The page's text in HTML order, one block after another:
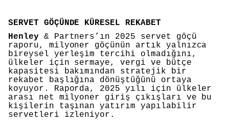
SERVET GÖÇÜNDE KÜRESEL REKABET
Henley& Partners’ın 2025 servet göçü
raporu, milyoner göçünün artık yalnızca
bireysel yerleşim tercihi olmadığını,
ülkeler için sermaye, vergi ve bütçe
kapasitesi bakımından stratejik bir
rekabet başlığına dönüştüğünü ortaya
koyuyor. Raporda, 2025 yılı için ülkeler
arası net milyoner giriş çıkışları ve bu
kişilerin taşınan yatırım yapılabilir
servetleri izleniyor.